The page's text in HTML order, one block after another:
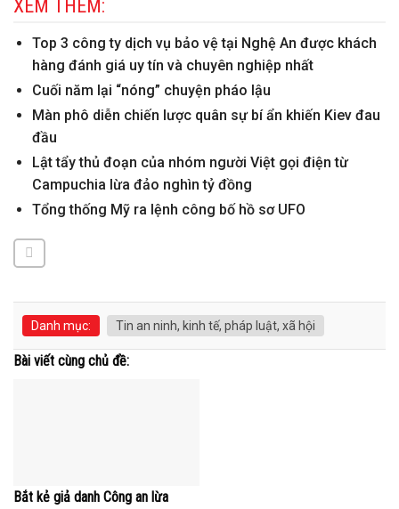
XEM THÊM:
Top 3 công ty dịch vụ bảo vệ tại Nghệ An được khách
hàng đánh giá uy tín và chuyên nghiệp nhất
Cuối năm lại “nóng” chuyện pháo lậu
Màn phô diễn chiến lược quân sự bí ẩn khiến Kiev đau
đầu
Lật tẩy thủ đoạn của nhóm người Việt gọi điện từ
Campuchia lừa đảo nghìn tỷ đồng
Tổng thống Mỹ ra lệnh công bố hồ sơ UFO
Danh mục: Tin an ninh, kinh tế, pháp luật, xã hội
Bài viết cùng chủ đề:
Bắt kẻ giả danh Công an lừa